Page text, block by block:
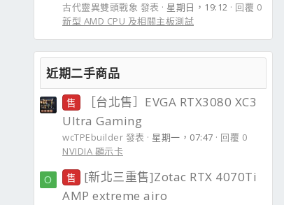
古代靈異雙頭戰象 發表 星期日，19:12
回覆 0
新型 AMD CPU 及相關主板測試
近期二手商品
售
［台北售］EVGA RTX3080 XC3
Ultra Gaming
wcTPEbuilder 發表 星期一，07:47
回覆 0
NVIDIA 顯示卡
O 售
[新北三重售]Zotac RTX 4070Ti
AMP extreme airo